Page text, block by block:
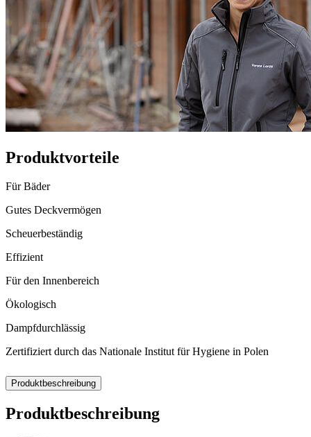
Produktvorteile
Für Bäder
Gutes Deckvermögen
Scheuerbeständig
Effizient
Für den Innenbereich
Ökologisch
Dampfdurchlässig
Zertifiziert durch das Nationale Institut für Hygiene in Polen
Produktbeschreibung
Produktbeschreibung